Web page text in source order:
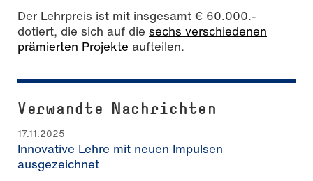
Der Lehrpreis ist mit insgesamt € 60.000.-
dotiert, die sich auf die sechs verschiedenen
prämierten Projekte aufteilen.
Verwandte Nachrichten
17.11.2025
Innovative Lehre mit neuen Impulsen
ausgezeichnet